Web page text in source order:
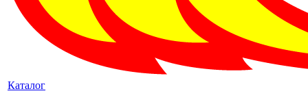
Каталог